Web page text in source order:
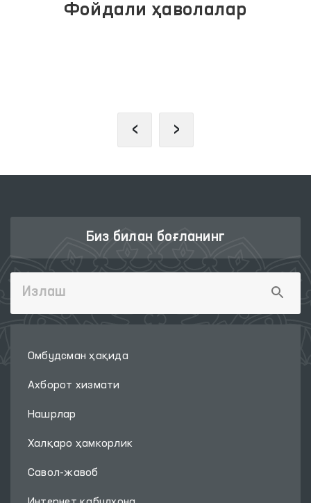
Фойдали ҳаволалар
‹ ›
Биз билан боғланинг
Омбудсман ҳақида
Ахборот хизмати
Нашрлар
Халқаро ҳамкорлик
Савол-жавоб